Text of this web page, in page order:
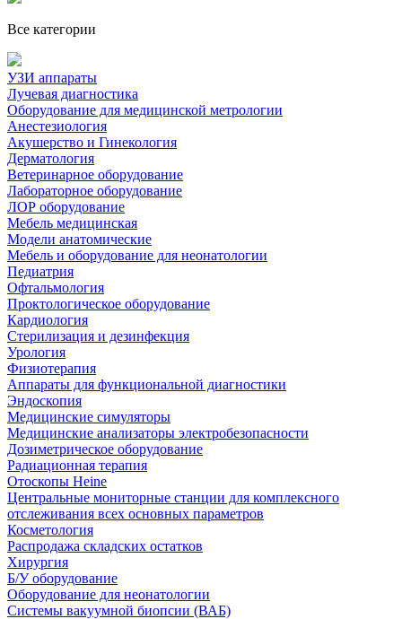
Все категории
УЗИ аппараты
Лучевая диагностика
Оборудование для медицинской метрологии
Анестезиология
Акушерство и Гинекология
Дерматология
Ветеринарное оборудование
Лабораторное оборудование
ЛОР оборудование
Мебель медицинская
Модели анатомические
Мебель и оборудование для неонатологии
Педиатрия
Офтальмология
Проктологическое оборудование
Кардиология
Стерилизация и дезинфекция
Урология
Физиотерапия
Аппараты для функциональной диагностики
Эндоскопия
Медицинские симуляторы
Медицинские анализаторы электробезопасности
Дозиметрическое оборудование
Радиационная терапия
Отоскопы Heine
Центральные мониторные станции для комплексного
отслеживания всех основных параметров
Косметология
Распродажа складских остатков
Хирургия
Б/У оборудование
Оборудование для неонатологии
Системы вакуумной биопсии (ВАБ)